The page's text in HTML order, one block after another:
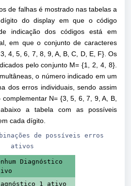
de falhas é mostrado nas tabelas a
do display em que o código
indicação dos códigos está em
em que o conjunto de caracteres
4, 5, 6, 7, 8, 9, A, B, C, D, E, F}. Os
pelo conjunto M= {1, 2, 4, 8}.
o número indicado em um
dos erros individuais, sendo assim
complementar N= {3, 5, 6, 7, 9, A, B,
a tabela com as possíveis
cada dígito.
de possíveis erros
ativos
Diagnóstico
1 ativo